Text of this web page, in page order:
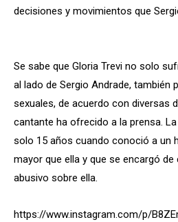
decisiones y movimientos que
Se sabe que Gloria Trevi no solo
al lado de Sergio Andrade, también
sexuales, de acuerdo con diversas
cantante ha ofrecido a la prensa.
solo 15 años cuando conoció a un
mayor que ella y que se encargó de
abusivo sobre ella.
https://www.instagram.com/p/